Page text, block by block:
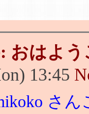
おはよ
13:45
さ